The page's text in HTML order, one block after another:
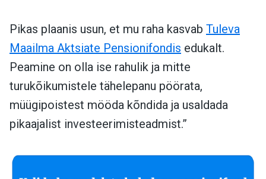
Pikas plaanis usun, et mu raha kasvab Tuleva
Maailma Aktsiate Pensionifondis edukalt.
Peamine on olla ise rahulik ja mitte
turukõikumistele tähelepanu pöörata,
müügipoistest mööda kõndida ja usaldada
pikaajalist investeerimisteadmist.”